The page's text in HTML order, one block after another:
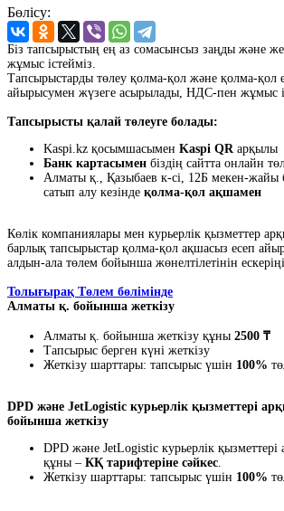
Бөлісу:
Біз тапсырыстың ең аз сомасынсыз заңды және
жұмыс істейміз.
Тапсырыстарды төлеу қолма-қол және қолма-қол
айырысумен жүзеге асырылады, НДС-пен жұмыс
Тапсырысты қалай төлеуге болады:
Kaspi.kz қосымшасымен Kaspi QRарқылы
Банк картасымен біздің сайтта онлайн
Алматы қ., Қазыбаев к-сі, 12Б мекен-жайы
сатып алу кезінде қолма-қол ақшамен
Көлік компаниялары мен курьерлік қызметтер
барлық тапсырыстар қолма-қол ақшасыз есеп
алдын-ала төлем бойынша жөнелтілетінін
Толығырақ Төлем бөлімінде
Алматы қ. бойынша жеткізу
Алматы қ. бойынша жеткізу құны 2500 ₸
Тапсырыс берген күні жеткізу
Жеткізу шарттары: тапсырыс үшін 100%
DPD және JetLogistic курьерлік қызметтері
бойынша жеткізу
DPD және JetLogistic курьерлік қызметтері
құны – КҚ тарифтеріне сәйкес.
Жеткізу шарттары: тапсырыс үшін 100%